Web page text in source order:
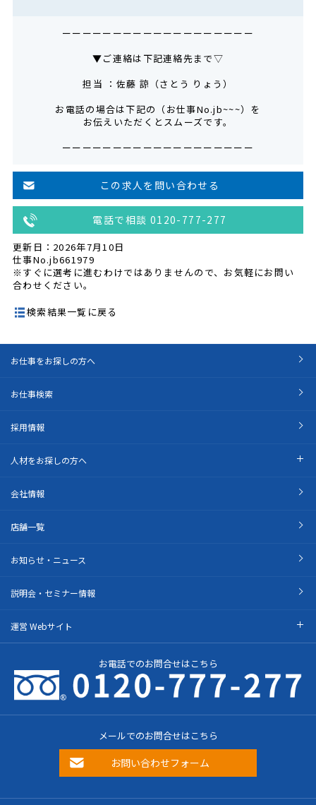
ーーーーーーーーーーーーーーーーーーー
▼ご連絡は下記連絡先まで▽
担当 ：佐藤 諒（さとう りょう）
お電話の場合は下記の（お仕事No.jb~~~）を
お伝えいただくとスムーズです。
ーーーーーーーーーーーーーーーーーーー
この求人を問い合わせる
電話で相談 0120-777-277
更新日：2026年7月10日
仕事No.jb661979
※すぐに選考に進むわけではありませんので、お気軽にお問い
合わせください。
検索結果一覧に戻る
お仕事をお探しの方へ
お仕事検索
採用情報
人材をお探しの方へ
会社情報
店舗一覧
お知らせ・ニュース
説明会・セミナー情報
運営 Webサイト
お電話でのお問合せはこちら
メールでのお問合せはこちら
お問い合わせフォーム